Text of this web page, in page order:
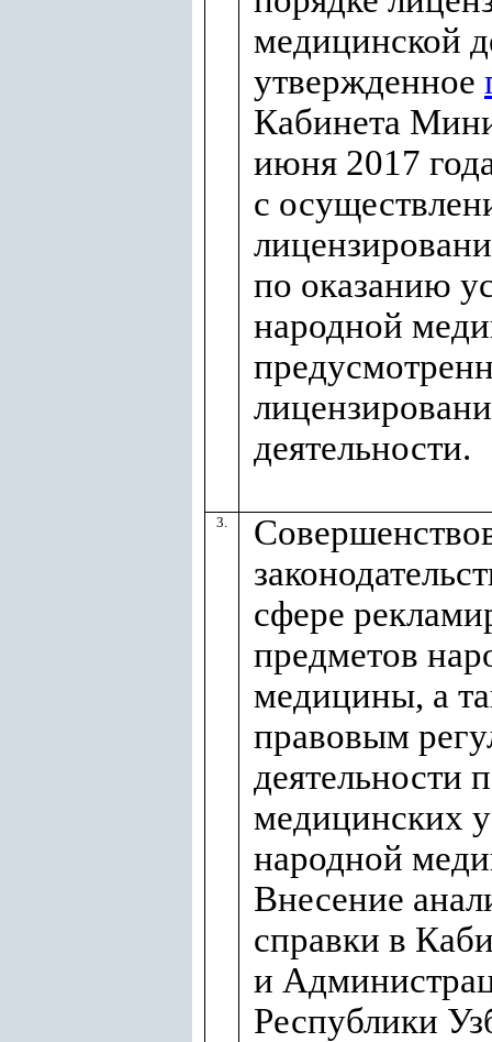
медицинской
утвержденное
Кабинета
июня 2017
с
по оказанию
народной
деятельности.
3.
сфере
предметов
медицины, а
правовым
деятельности
медицинских
народной
Внесение
справки в
и
Республики